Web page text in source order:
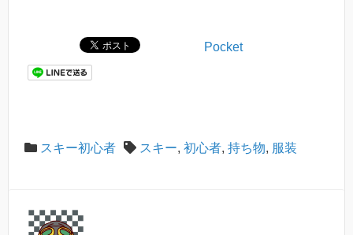
Pocket
スキー初心者 スキー, 初心者, 持ち物, 服装